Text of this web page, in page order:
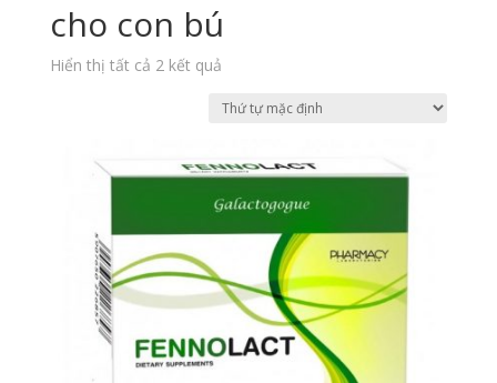
cho con bú
Hiển thị tất cả 2 kết quả